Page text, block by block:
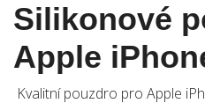
Silikonové
Apple
Kvalitní pouzdro pro Apple